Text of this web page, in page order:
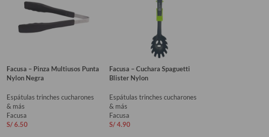
Facusa – Pinza Multiusos Punta
Nylon Negra
Espátulas trinches cucharones
& más
Facusa
S/6.50
Facusa – Cuchara Spaguetti
Blister Nylon
Espátulas trinches cucharones
& más
Facusa
S/4.90